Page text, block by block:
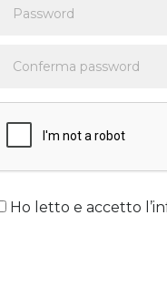
Ho letto e accetto